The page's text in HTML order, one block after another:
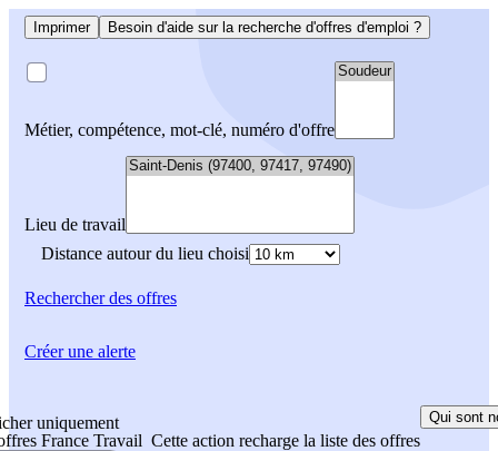
Imprimer Besoin d'aide sur la recherche d'offres d'emploi ?
Métier, compétence, mot-clé, numéro d'offre
Lieu de travail
Distance autour du lieu choisi
Rechercherdes offres
uniquement
France Travail Cette action recharge la liste des offres
Qui sont
Créer une alerte